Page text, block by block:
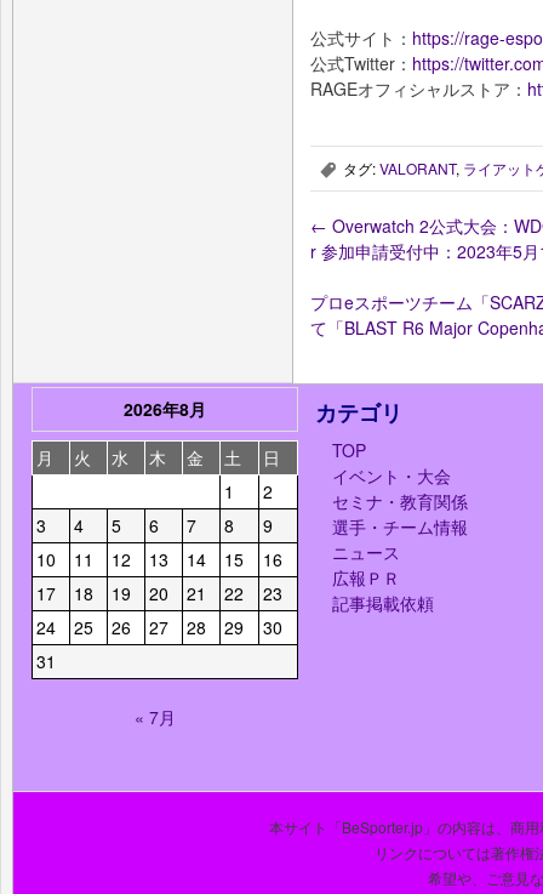
公式サイト： https://rage-
公式Twitter： https://
RAGEオフィシャルストア：
, タグ:VALORANT, ライアット
← Overwatch 2公式大会：
r 参加申請受付中：2023年5
プロeスポーツチーム「
て「BLAST R6 Major
2026年8月
月
火 水 木 金 土
日
1
2
3
4 5 6 7 8
9
10
11 12 13 14 15
16
17
18 19 20 21 22
23
24
25 26 27 28 29
30
31
« 7月
カテゴリ
TOP
イベント・大会
セミナ・教育関係
選手・チーム情報
ニュース
広報ＰＲ
記事掲載依頼
本サイト「BeSporter.jp」の内容は、商
リンクについては著作権
希望や、ご意見